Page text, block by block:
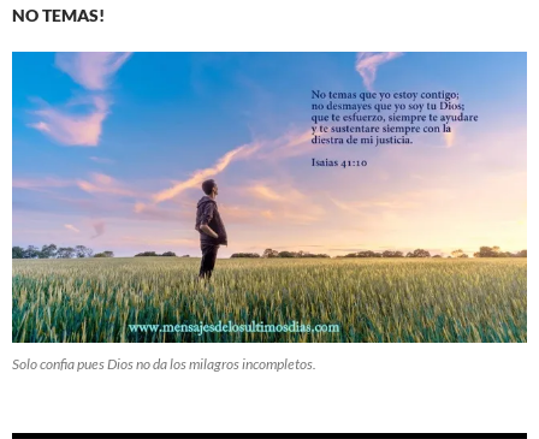
NO TEMAS!
Solo confia pues Dios no da los milagros incompletos.